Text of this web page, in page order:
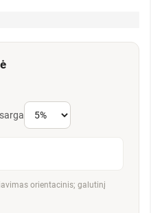
orientacinis; galutinį